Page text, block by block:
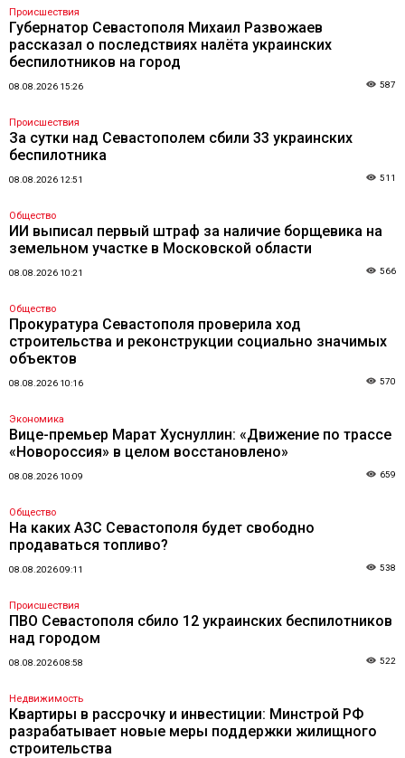
Происшествия
Губернатор Севастополя Михаил Развожаев
рассказал о последствиях налёта украинских
беспилотников на город
08.08.2026 15:26 587
Происшествия
За сутки над Севастополем сбили 33 украинских
беспилотника
08.08.2026 12:51 511
Общество
ИИ выписал первый штраф за наличие борщевика на
земельном участке в Московской области
08.08.2026 10:21 566
Общество
Прокуратура Севастополя проверила ход
строительства и реконструкции социально значимых
объектов
08.08.2026 10:16 570
Экономика
Вице-премьер Марат Хуснуллин: «Движение по трассе
«Новороссия» в целом восстановлено»
08.08.2026 10:09 659
Общество
На каких АЗС Севастополя будет свободно
продаваться топливо?
08.08.2026 09:11 538
Происшествия
ПВО Севастополя сбило 12 украинских беспилотников
над городом
08.08.2026 08:58 522
Недвижимость
Квартиры в рассрочку и инвестиции: Минстрой РФ
разрабатывает новые меры поддержки жилищного
строительства